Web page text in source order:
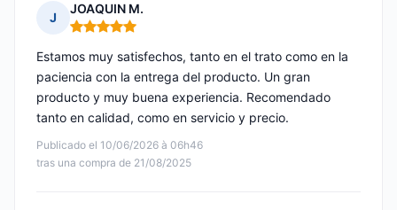
J
JOAQUIN M.
Nota: 5 de 5
Publicado el 10/06/2026 à 06h46
tras una compra de 21/08/2025
Estamos muy satisfechos, tanto en el trato como en la
paciencia con la entrega del producto. Un gran
producto y muy buena experiencia. Recomendado
tanto en calidad, como en servicio y precio.